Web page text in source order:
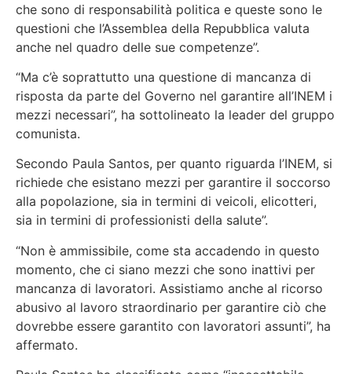
che sono di responsabilità politica e queste sono le
questioni che l’Assemblea della Repubblica valuta
anche nel quadro delle sue competenze”.
“Ma c’è soprattutto una questione di mancanza di
risposta da parte del Governo nel garantire all’INEM i
mezzi necessari”, ha sottolineato la leader del gruppo
comunista.
Secondo Paula Santos, per quanto riguarda l’INEM, si
richiede che esistano mezzi per garantire il soccorso
alla popolazione, sia in termini di veicoli, elicotteri,
sia in termini di professionisti della salute”.
“Non è ammissibile, come sta accadendo in questo
momento, che ci siano mezzi che sono inattivi per
mancanza di lavoratori. Assistiamo anche al ricorso
abusivo al lavoro straordinario per garantire ciò che
dovrebbe essere garantito con lavoratori assunti”, ha
affermato.